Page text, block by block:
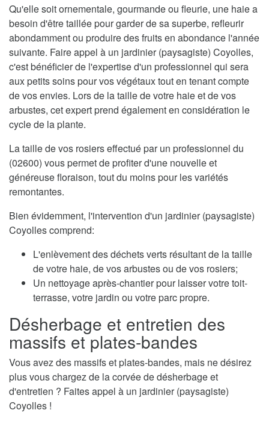
Qu'elle soit ornementale, gourmande ou fleurie, une haie a
besoin d'être taillée pour garder de sa superbe, refleurir
abondamment ou produire des fruits en abondance l'année
suivante. Faire appel à un jardinier (paysagiste) Coyolles,
c'est bénéficier de l'expertise d'un professionnel qui sera
aux petits soins pour vos végétaux tout en tenant compte
de vos envies. Lors de la taille de votre haie et de vos
arbustes, cet expert prend également en considération le
cycle de la plante.
La taille de vos rosiers effectué par un professionnel du
(02600) vous permet de profiter d'une nouvelle et
généreuse floraison, tout du moins pour les variétés
remontantes.
Bien évidemment, l'intervention d'un jardinier (paysagiste)
Coyolles comprend:
L'enlèvement des déchets verts résultant de la taille
de votre haie, de vos arbustes ou de vos rosiers;
Un nettoyage après-chantier pour laisser votre toit-
terrasse, votre jardin ou votre parc propre.
Désherbage et entretien des
massifs et plates-bandes
Vous avez des massifs et plates-bandes, mais ne désirez
plus vous chargez de la corvée de désherbage et
d'entretien ? Faites appel à un jardinier (paysagiste)
Coyolles !